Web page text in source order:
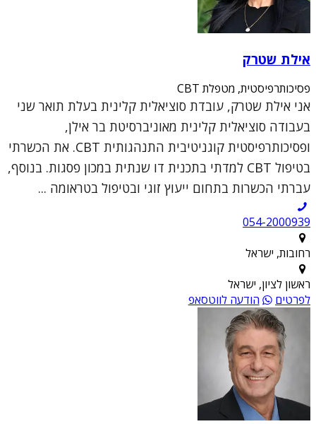
אילת שטרק
פסיכותרפיסטית, מטפלת CBT
אני אילת שטרק, עובדת סוציאלית קלינית בעלת תואר שני
בעבודה סוציאלית קלינית מאוניברסיטת בר אילן,
ופסיכותרפיסטית קוגניטיבית התנהגותית CBT. את הכשרתי
בטיפול CBT למדתי בתכנית דו שנתית במכון פסגות. בנוסף,
עברתי הכשרות בתחום ייעוץ זוגי ובטיפול בטראומה ...
054-2000939
רחובות, ישראל
ראשון לציון, ישראל
לפרטים
הודעה לווטסאפ